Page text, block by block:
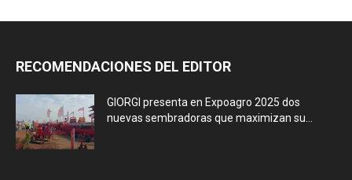
RECOMENDACIONES DEL EDITOR
GIORGI presenta en Expoagro 2025 dos
nuevas sembradoras que maximizan su...